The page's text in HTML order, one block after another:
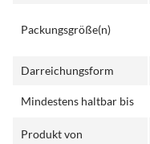
Packungsgröße(n)
Darreichungsform
Mindestens haltbar bis
Produkt von